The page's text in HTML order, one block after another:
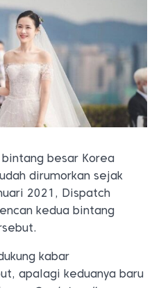
bintang besar Korea
dirumorkan sejak
2021, Dispatch
kedua bintang
kabar
apalagi keduanya baru